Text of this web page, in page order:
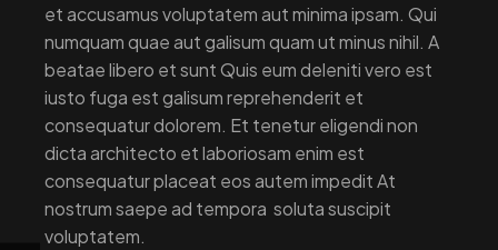
et accusamus voluptatem aut minima ipsam. Qui
numquam quae aut galisum quam ut minus nihil. A
beatae libero et sunt Quis eum deleniti vero est
iusto fuga est galisum reprehenderit et
consequatur dolorem. Et tenetur eligendi non
dicta architecto et laboriosam enim est
consequatur placeat eos autem impedit At
nostrum saepe ad tempora soluta suscipit
voluptatem.